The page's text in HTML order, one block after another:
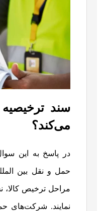
سند
می‌کند؟
در پاسخ به این
حمل و نقل بین
مراحل ترخیص کالا،
نمایند. شرکت‌های